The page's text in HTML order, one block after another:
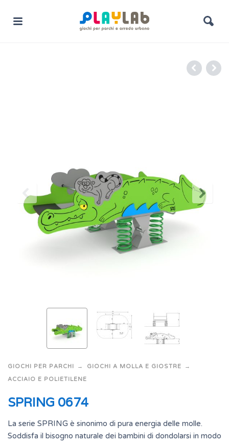
GIOCHI PER PARCHI
GIOCHI A MOLLA E GIOSTRE
ACCIAIO E POLIETILENE
SPRING 0674
La serie SPRING è sinonimo di pura energia delle molle.
Soddisfa il bisogno naturale dei bambini di dondolarsi in modo